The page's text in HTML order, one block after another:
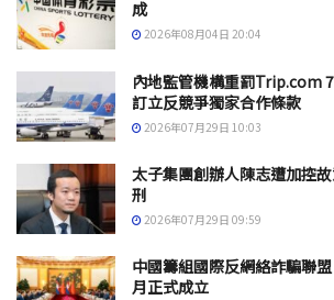
成
2026年08月04日 20:04
內地監管機構重罰Trip.com
訂立反競爭獨家合作條款
2026年07月29日 10:03
太子集團創辦人陳志遭加控
刑
2026年07月29日 09:59
中國籌組國際反網絡詐騙聯
月正式成立